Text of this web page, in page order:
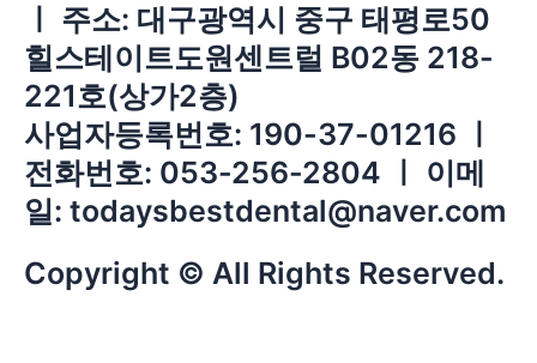
ㅣ 주소: 대구광역시 중구 태평로50
힐스테이트도원센트럴 B02동 218-
221호(상가2층)
사업자등록번호: 190-37-01216 ㅣ
전화번호: 053-256-2804 ㅣ 이메
일: todaysbestdental@naver.com
Copyright © All Rights Reserved.